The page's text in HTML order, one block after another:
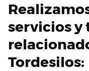
servicios y
Tordesilos: